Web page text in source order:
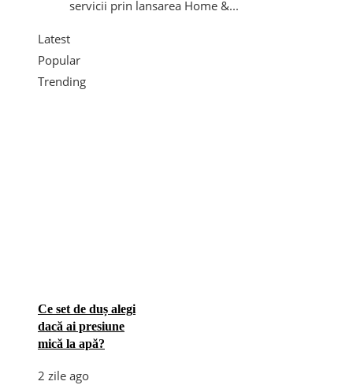
servicii prin lansarea Home &...
Latest
Popular
Trending
Ce set de duș alegi
dacă ai presiune
mică la apă?
2 zile ago